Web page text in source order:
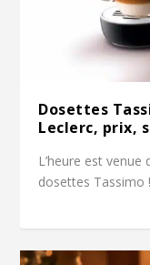
Dosettes
Leclerc, prix,
L’heure est
dosettes Tassimo